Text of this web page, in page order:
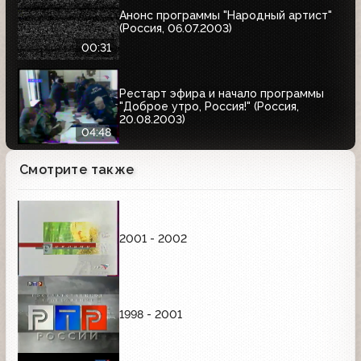
00:31
Анонс программы "Народный артист"
(Россия, 06.07.2003)
04:48
Рестарт эфира и начало программы
"Доброе утро, Россия!" (Россия,
20.08.2003)
Смотрите также
2001 - 2002
1998 - 2001